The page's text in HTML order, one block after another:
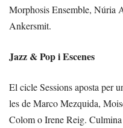
Morphosis Ensemble, Núria
Ankersmit.
Jazz & Pop i Escenes
El cicle Sessions aposta per
les de Marco Mezquida,
Colom o Irene Reig.